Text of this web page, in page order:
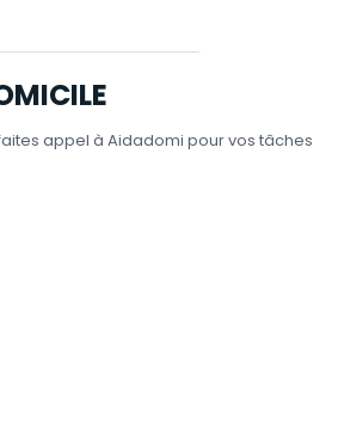
appel à Aidadomi pour vos tâches